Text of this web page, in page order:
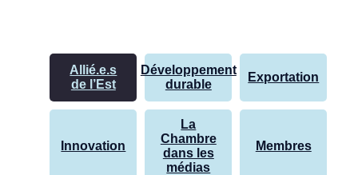
Allié.e.s
de l’Est
Développement
durable
Exportation
Innovation
La
Chambre
dans les
médias
Membres